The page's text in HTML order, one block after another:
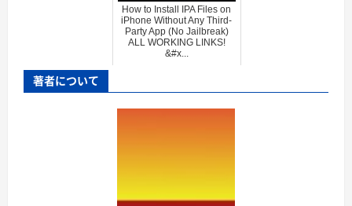
How to Install IPA Files on
iPhone Without Any Third-
Party App (No Jailbreak)
ALL WORKING LINKS!
&#x...
著者について